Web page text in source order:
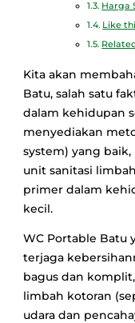
Harga
Like
Kita akan
Batu, salah satu
dalam kehidupan
menyediakan
system) yang baik,
unit sanitasi
primer dalam
kecil.
WC Portable Batu
terjaga
bagus dan
limbah kotoran
udara dan